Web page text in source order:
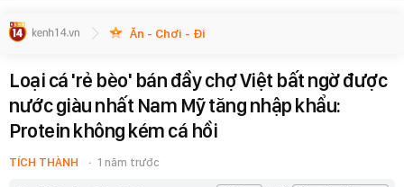
Ăn - Chơi - Đi
Loại cá 'rẻ bèo' bán đầy chợ Việt bất ngờ được
nước giàu nhất Nam Mỹ tăng nhập khẩu:
Protein không kém cá hồi
TÍCH THÀNH 1 năm trước